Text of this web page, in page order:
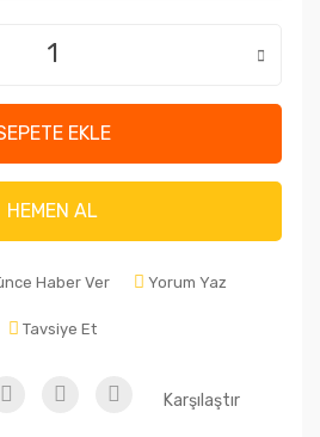
EKLE
HEMEN AL
Haber Ver Yorum Yaz
Tavsiye Et
Karşılaştır